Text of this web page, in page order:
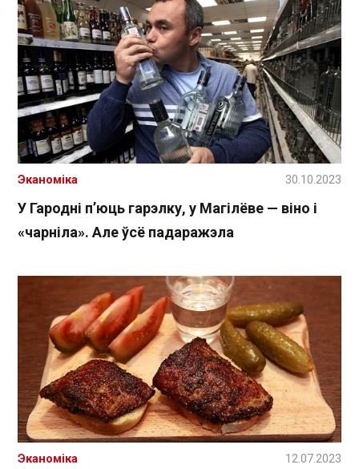
У Гародні п’юць гарэлку, у Магілёве — віно і
«чарніла». Але ўсё падаражэла
Эканоміка 30.10.2023
Эканоміка 12.07.2023